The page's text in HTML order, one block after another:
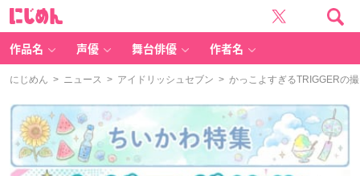
作品名 声優 舞台俳優 作者名
にじめん > ニュース > アイドリッシュセブン > かっこよすぎるTRIGGERの